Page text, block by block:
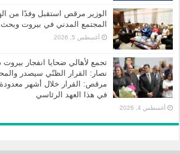
الوزير مرقص استقبل وفدًا من
المجتمع المدني في بيروت
أغسطس 5, 2026
تجمع لأهالي ضحايا انفجار بيروت
نصار: القرار الظنّي سيصدر
مرقص: القرار خلال أشهر
في هذا العهد الرئاسي
أغسطس 4, 2026